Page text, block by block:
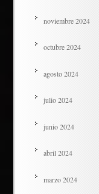
noviembre 2024
octubre 2024
agosto 2024
julio 2024
junio 2024
abril 2024
marzo 2024